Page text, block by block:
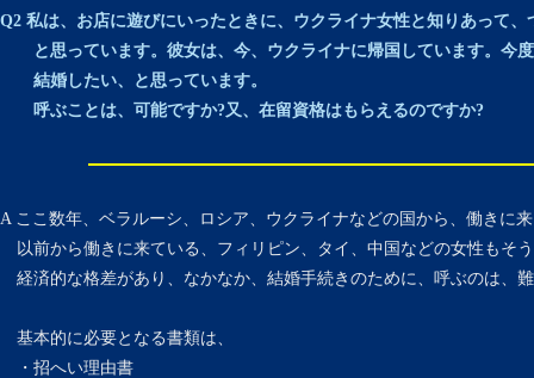
Q2 私は、お店に遊びにいったときに、ウクライナ女性と知りあって、
と思っています。彼女は、今、ウクライナに帰国しています。今
結婚したい、と思っています。
呼ぶことは、可能ですか?又、在留資格はもらえるのですか?
A ここ数年、ベラルーシ、ロシア、ウクライナなどの国から、働きに
以前から働きに来ている、フィリピン、タイ、中国などの女性もそ
経済的な格差があり、なかなか、結婚手続きのために、呼ぶのは、
基本的に必要となる書類は、
・招へい理由書